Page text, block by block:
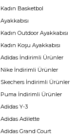
Kadın Basketbol
Ayakkabısı
Kadın Outdoor Ayakkabısı
Kadın Koşu Ayakkabısı
Adidas İndirimli Ürünler
Nike İndirimli Ürünler
Skechers İndirimli Ürünler
Puma İndirimli Ürünler
Adidas Y-3
Adidas Adilette
Adidas Grand Court